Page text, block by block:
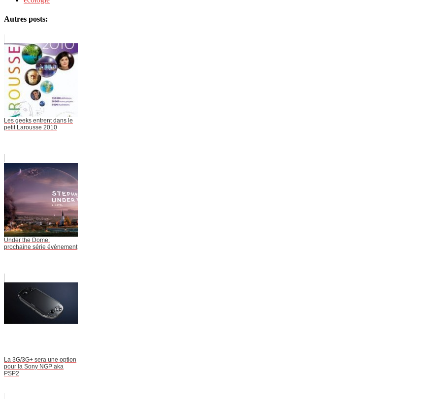
Autres posts:
Les geeks entrent dans le
petit Larousse 2010
Under the Dome:
prochaine série évènement
La 3G/3G+ sera une option
pour la Sony NGP aka
PSP2